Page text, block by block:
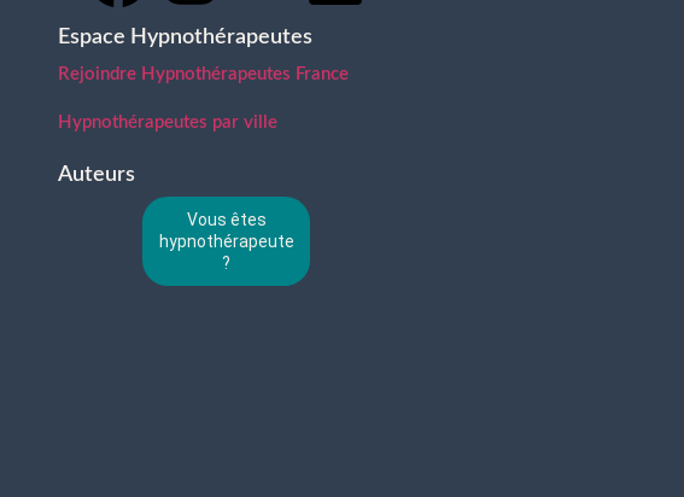
Espace Hypnothérapeutes
Rejoindre Hypnothérapeutes France
Hypnothérapeutes par ville
Auteurs
Vous êtes
hypnothérapeute
?